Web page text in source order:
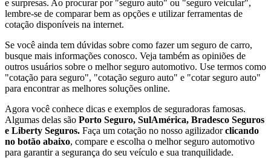
e surpresas. Ao procurar por "seguro auto" ou "seguro veicular",
lembre-se de comparar bem as opções e utilizar ferramentas de
cotação disponíveis na internet.
Se você ainda tem dúvidas sobre como fazer um seguro de carro,
busque mais informações conosco. Veja também as opiniões de
outros usuários sobre o melhor seguro automotivo. Use termos como
"cotação para seguro", "cotação seguro auto" e "cotar seguro auto"
para encontrar as melhores soluções online.
Agora você conhece dicas e exemplos de seguradoras famosas.
Algumas delas são Porto Seguro, SulAmérica, Bradesco Seguros
e Liberty Seguros. Faça um cotação no nosso agilizadorclicando
no botão abaixo, compare e escolha o melhor seguro automotivo
para garantir a segurança do seu veículo e sua tranquilidade.